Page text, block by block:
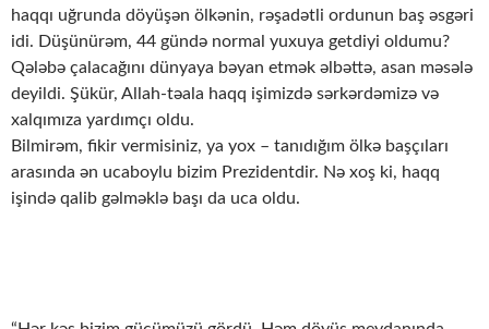
haqqı uğrunda döyüşən ölkənin, rəşadətli ordunun baş əsgəri
idi. Düşünürəm, 44 gündə normal yuxuya getdiyi oldumu?
Qələbə çalacağını dünyaya bəyan etmək əlbəttə, asan məsələ
deyildi. Şükür, Allah-təala haqq işimizdə sərkərdəmizə və
xalqımıza yardımçı oldu.
Bilmirəm, fikir vermisiniz, ya yox – tanıdığım ölkə başçıları
arasında ən ucaboylu bizim Prezidentdir. Nə xoş ki, haqq
işində qalib gəlməklə başı da uca oldu.